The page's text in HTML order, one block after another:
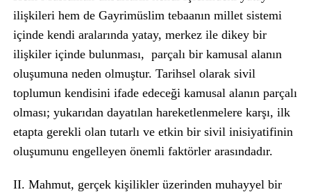
ilişkileri hem de Gayrimüslim tebaanın millet sistemi
içinde kendi aralarında yatay, merkez ile dikey bir
ilişkiler içinde bulunması, parçalı bir kamusal alanın
oluşumuna neden olmuştur. Tarihsel olarak sivil
toplumun kendisini ifade edeceği kamusal alanın parçalı
olması; yukarıdan dayatılan hareketlenmelere karşı, ilk
etapta gerekli olan tutarlı ve etkin bir sivil inisiyatifinin
oluşumunu engelleyen önemli faktörler arasındadır.
II. Mahmut, gerçek kişilikler üzerinden muhayyel bir